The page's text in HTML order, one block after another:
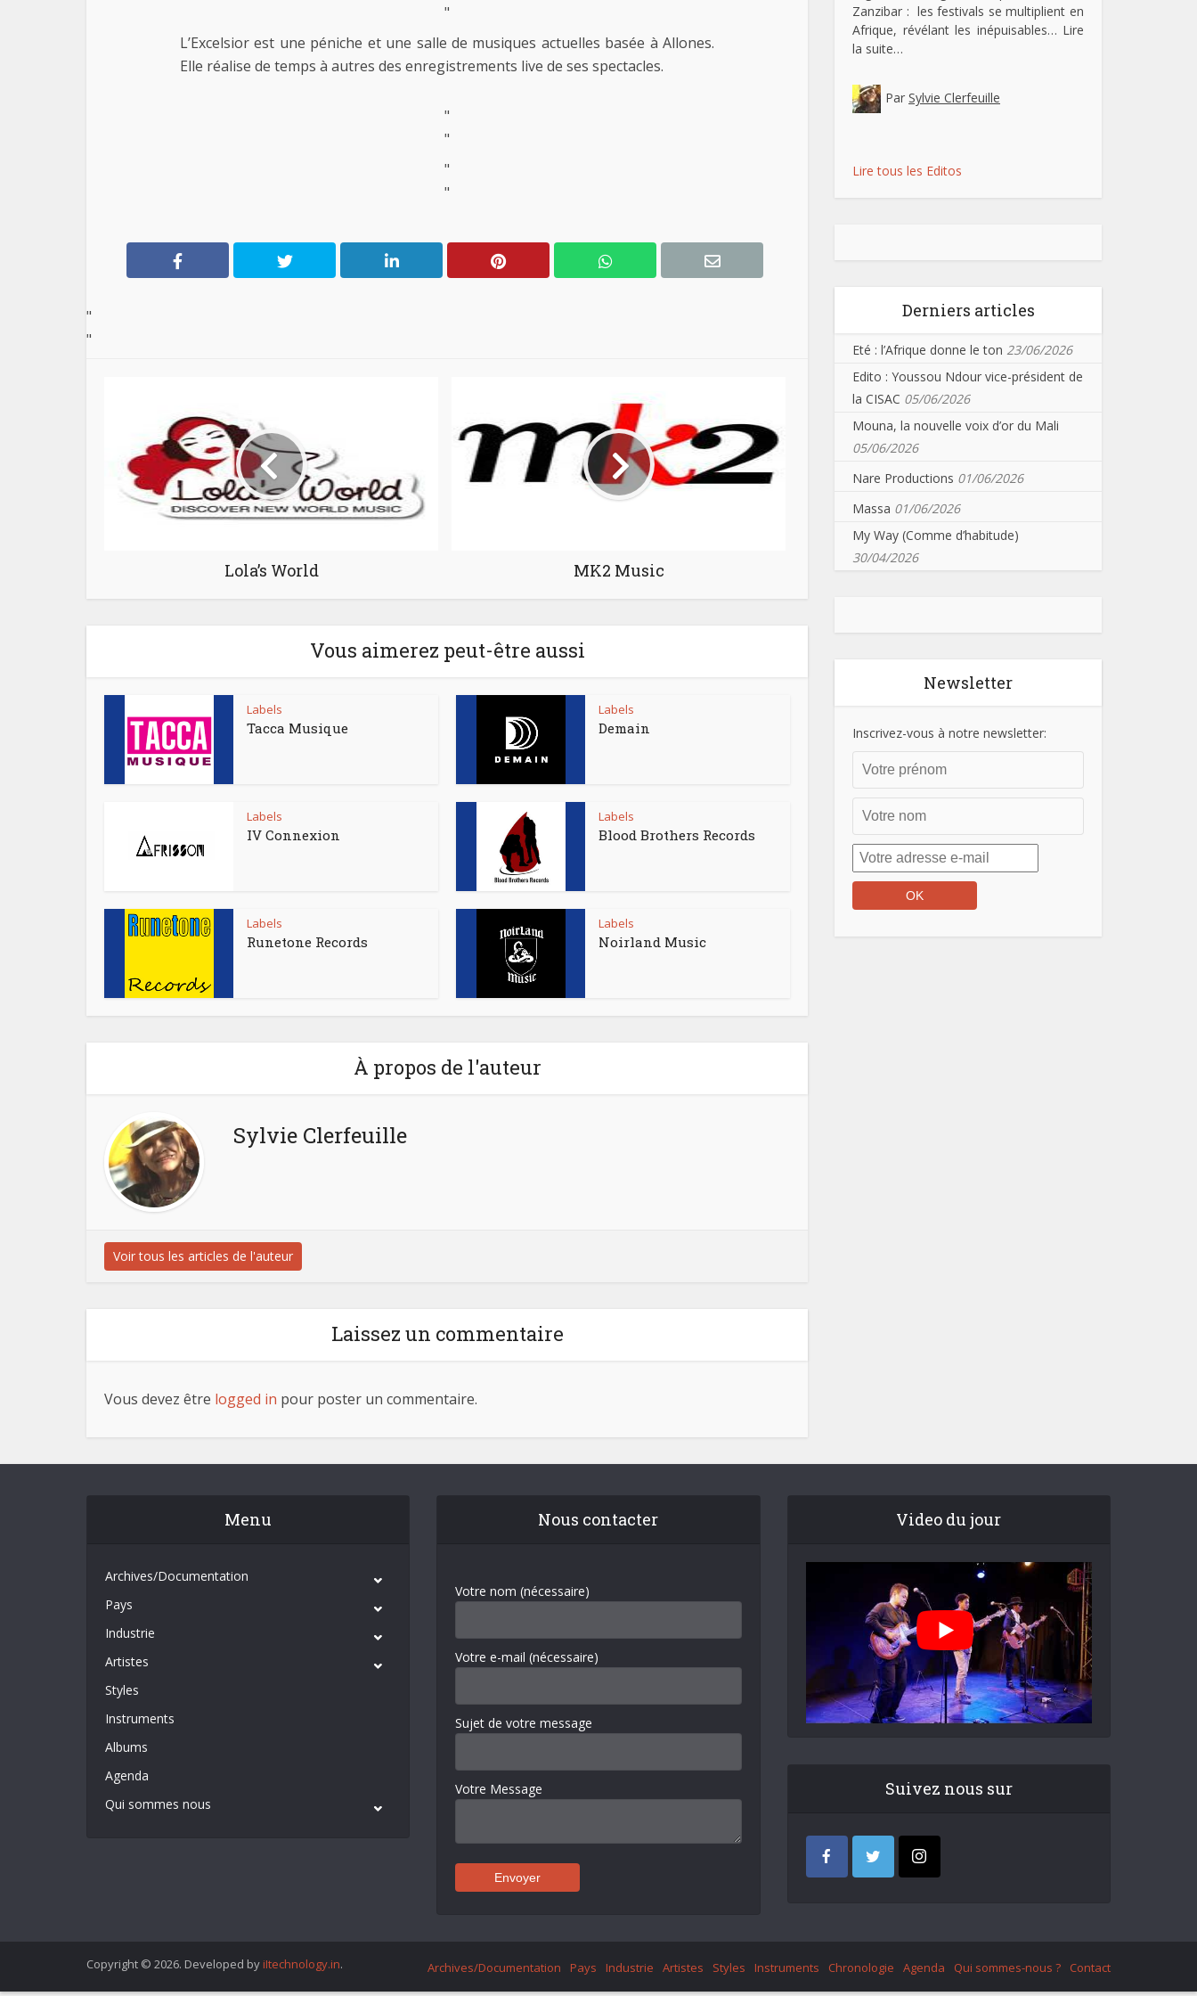
"
L’Excelsior est une péniche et une salle de musiques actuelles basée à Allones.
Elle réalise de temps à autres des enregistrements live de ses spectacles.
"
"
"
"
"
"
Lola’s World MK2 Music
Vous aimerez peut-être aussi
Labels
Tacca Musique
Labels
Demain
Labels
IV Connexion
Labels
Blood Brothers Records
Labels
Runetone Records
Labels
Noirland Music
À propos de l'auteur
Sylvie Clerfeuille
Voir tous les articles de l'auteur
Laissez un commentaire
Vous devez être logged in pour poster un commentaire.
Zanzibar : les festivals se multiplient en
Afrique, révélant les inépuisables… Lire
la suite…
Par Sylvie Clerfeuille
Lire tous les Editos
Derniers articles
Eté : l’Afrique donne le ton 23/06/2026
Edito : Youssou Ndour vice-président de
la CISAC 05/06/2026
Mouna, la nouvelle voix d’or du Mali
05/06/2026
Nare Productions 01/06/2026
Massa 01/06/2026
My Way (Comme d’habitude)
30/04/2026
Newsletter
Inscrivez-vous à notre newsletter:
Menu
Archives/Documentation
Pays
Industrie
Artistes
Styles
Instruments
Albums
Agenda
Qui sommes nous
Nous contacter
Votre nom (nécessaire)
Votre e-mail (nécessaire)
Sujet de votre message
Votre Message
Video du jour
Suivez nous sur
Copyright © 2026. Developed by iItechnology.in. Archives/Documentation Pays Industrie Artistes Styles Instruments Chronologie Agenda Qui sommes-nous ? Contact